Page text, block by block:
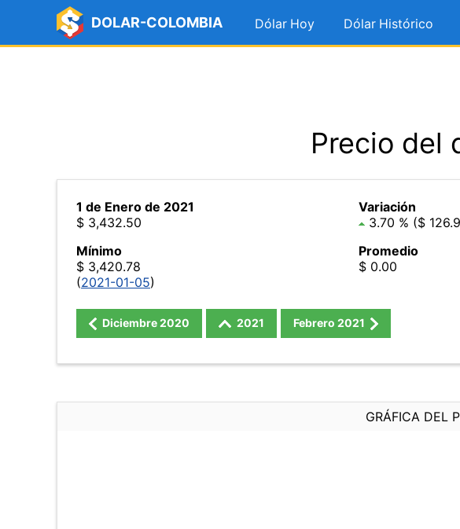
DOLAR-COLOMBIA Dólar Hoy Dólar Histórico
Precio del
1 de Enero de 2021
$ 3,432.50
Variación
3.70 % ($
Mínimo
$ 3,420.78
(2021-01-05)
Promedio
$ 0.00
Diciembre2020 2021 Febrero 2021
GRÁFICA DEL